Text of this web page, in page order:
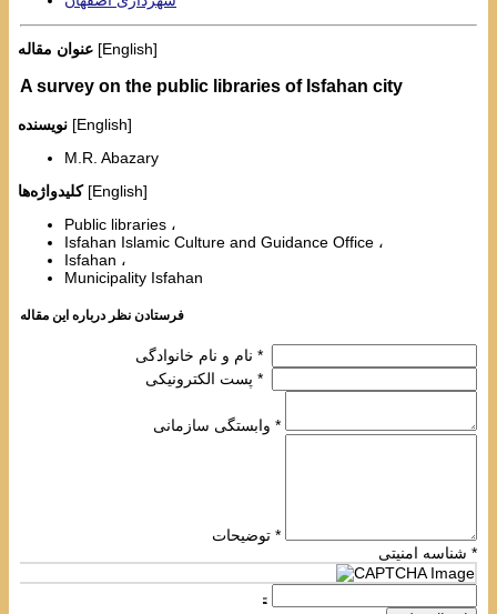
عنوان مقاله [English]
A survey on the public libraries of Isfahan city
نویسنده [English]
M.R. Abazary
کلیدواژه‌ها[English]
Public libraries
Isfahan Islamic Culture and Guidance Office
Isfahan
Municipality Isfahan
فرستادن نظر درباره این مقاله
نام و نام خانوادگی *
پست الکترونیکی *
وابستگی سازمانی *
توضیحات *
شناسه امنیتی *